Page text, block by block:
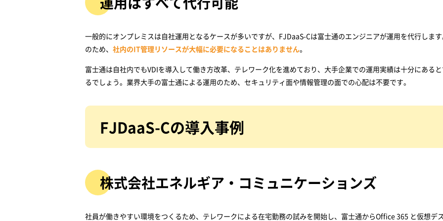
一般的にオンプレミスは自社運用となるケースが多いですが、FJDaaS-Cは富士通のエンジニアが運用を代行しま
のため、 社内のIT管理リソースが大幅に必要になることはありません。
富士通は自社内でもVDIを導入して働き方改革、テレワーク化を進めており、大手企業での運用実績は十分にあると
るでしょう。業界大手の富士通による運用のため、セキュリティ面や情報管理の面での心配は不要です。
FJDaaS-Cの導入事例
株式会社エネルギア・コミュニケーションズ
社員が働きやすい環境をつくるため、テレワークによる在宅勤務の試みを開始し、富士通からOffice 365 と仮想デ